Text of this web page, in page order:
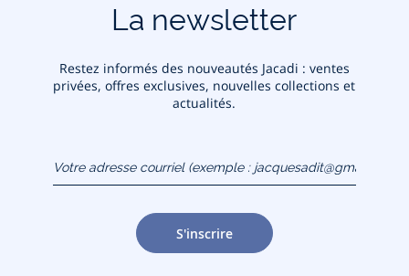
La newsletter
Restez informés des nouveautés Jacadi : ventes
privées, offres exclusives, nouvelles collections et
actualités.
(exemple :
jacquesadit@gmail.com)
S'inscrire